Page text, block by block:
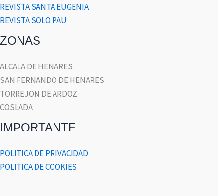
REVISTA SANTA EUGENIA
REVISTA SOLO PAU
ZONAS
ALCALA DE HENARES
SAN FERNANDO DE HENARES
TORREJON DE ARDOZ
COSLADA
IMPORTANTE
POLITICA DE PRIVACIDAD
POLITICA DE COOKIES